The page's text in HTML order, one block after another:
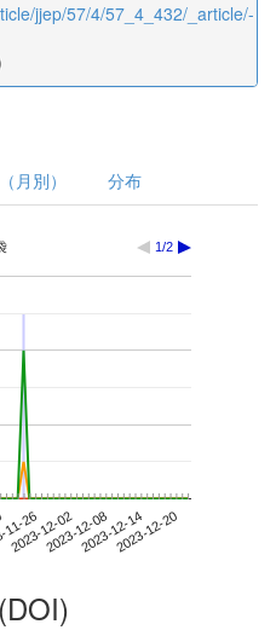
jjep/57/4/57_4_432/_article/-
月別） 分布
1/2
26
2023-12-022023-12-082023-12-142023-12-20